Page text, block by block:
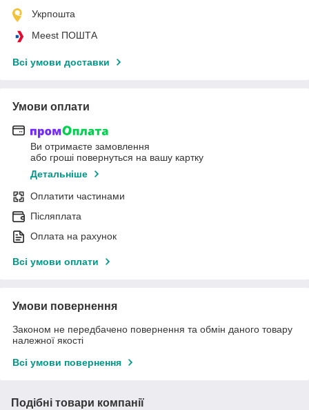
Укрпошта
Meest ПОШТА
Всі умови доставки
Умови оплати
Ви отримаєте замовлення
або гроші повернуться на вашу картку
Детальніше
Оплатити частинами
Післяплата
Оплата на рахунок
Всі умови оплати
Умови повернення
Законом не передбачено повернення та обмін даного товару
належної якості
Всі умови повернення
Подібні товари компанії